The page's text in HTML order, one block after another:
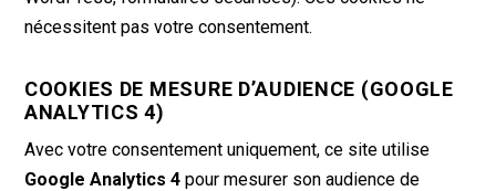
nécessitent pas votre consentement.
COOKIES DE MESURE D’AUDIENCE (GOOGLE
ANALYTICS 4)
Avec votre consentement uniquement, ce site utilise
Google Analytics 4 pour mesurer son audience de